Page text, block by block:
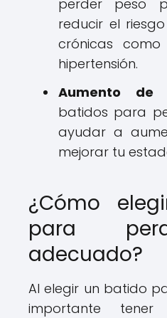
perder peso
reducir el
crónicas
hipertensión.
Aumento de
batidos para
ayudar a
mejorar tu
¿Cómo
para
adecuado?
Al elegir un batido
importante